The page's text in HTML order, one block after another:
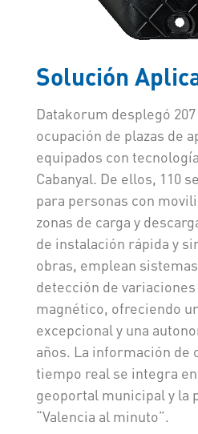
Solución
Datakorum desplegó
ocupación de plazas de
equipados con
Cabanyal. De ellos, 110
para personas con
zonas de carga y
de instalación rápida y
obras, emplean
detección de
magnético, ofreciendo
excepcional y una
años. La información de
tiempo real se integra
geoportal municipal y la
“Valencia al minuto”.